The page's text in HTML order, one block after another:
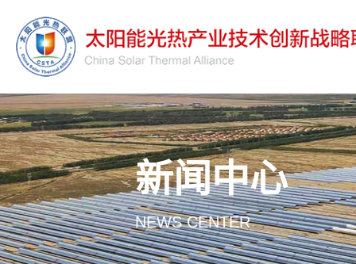
新闻中心
NEWS CENTER